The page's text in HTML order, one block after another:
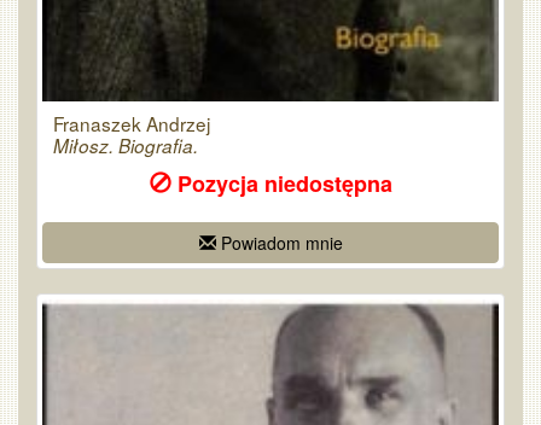
Franaszek Andrzej
Miłosz. Biografia.
Pozycja niedostępna
Powiadom mnie